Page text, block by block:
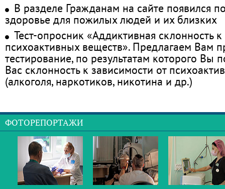
В разделе Гражданам на сайте появился
здоровье для пожилых людей и их близких
Тест-опросник «Аддиктивная склонность
психоактивных веществ». Предлагаем Вам
тестирование, по результатам которого Вы
Вас склонность к зависимости от
(алкоголя, наркотиков, никотина и др.)
ФОТОРЕПОРТАЖИ